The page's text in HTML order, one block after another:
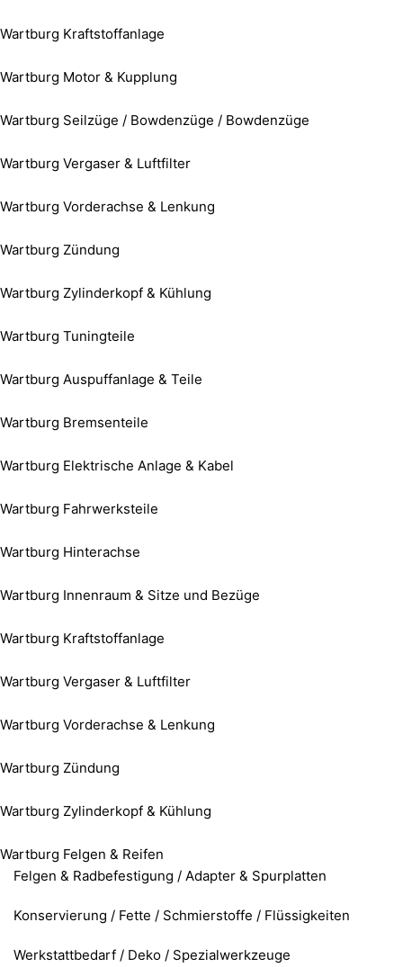
Wartburg Kraftstoffanlage
Wartburg Motor & Kupplung
Wartburg Seilzüge / Bowdenzüge / Bowdenzüge
Wartburg Vergaser & Luftfilter
Wartburg Vorderachse & Lenkung
Wartburg Zündung
Wartburg Zylinderkopf & Kühlung
Wartburg Tuningteile
Wartburg Auspuffanlage & Teile
Wartburg Bremsenteile
Wartburg Elektrische Anlage & Kabel
Wartburg Fahrwerksteile
Wartburg Hinterachse
Wartburg Innenraum & Sitze und Bezüge
Wartburg Kraftstoffanlage
Wartburg Vergaser & Luftfilter
Wartburg Vorderachse & Lenkung
Wartburg Zündung
Wartburg Zylinderkopf & Kühlung
Wartburg Felgen & Reifen
Felgen & Radbefestigung / Adapter & Spurplatten
Konservierung / Fette / Schmierstoffe / Flüssigkeiten
Werkstattbedarf / Deko / Spezialwerkzeuge